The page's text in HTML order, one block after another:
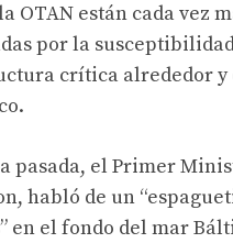
OTAN están cada vez
por la
crítica alrededor y
pasada, el Primer
habló de un
en el fondo del mar